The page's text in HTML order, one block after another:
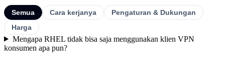
Semua Cara kerjanya
Pengaturan & Dukungan
Harga
Mengapa RHEL tidak bisa saja menggunakan klien VPN
konsumen apa pun?